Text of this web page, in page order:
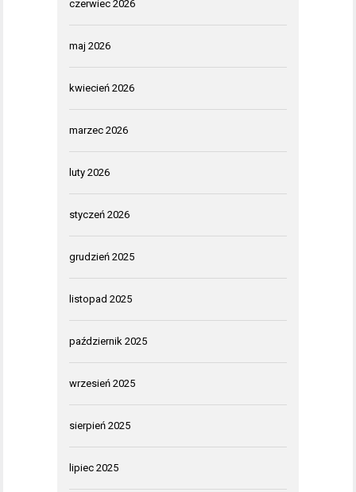
czerwiec 2026
maj 2026
kwiecień 2026
marzec 2026
luty 2026
styczeń 2026
grudzień 2025
listopad 2025
październik 2025
wrzesień 2025
sierpień 2025
lipiec 2025